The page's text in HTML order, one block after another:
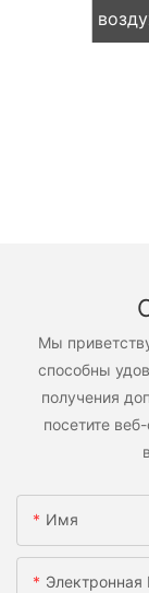
Мы
способны
получения
посетите
Имя
Электронная